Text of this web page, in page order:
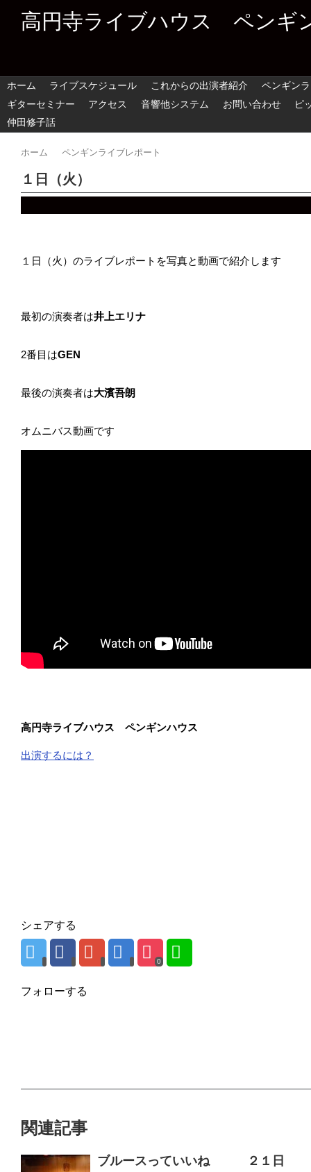
高円寺ライブハウス ペンギ
ホーム ライブスケジュール これからの出演者紹介
ペンギン
ギターセミナー
アクセス 音響他システム お問い合わせ
ピ
仲田修子話
ホーム ペンギンライブレポート
１日（火）
１日（火）のライブレポートを写真と動画で紹介します
最初の演奏者は井上エリナ
2番目はGEN
最後の演奏者は大濱吾朗
オムニバス動画です
高円寺ライブハウス ペンギンハウス
出演するには？
シェアする
0
フォローする
関連記事
ブルースっていいね ２１日